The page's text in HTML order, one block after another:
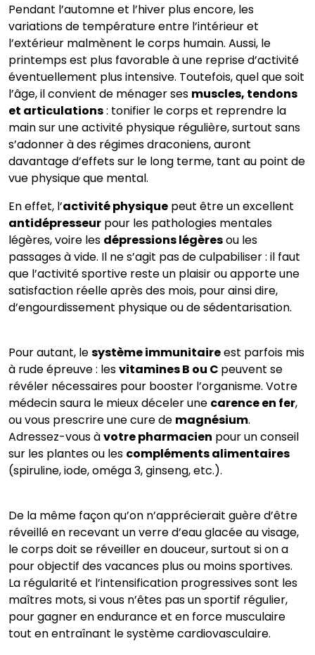
Pendant l’automne et l’hiver plus encore, les
variations de température entre l’intérieur et
l’extérieur malmènent le corps humain. Aussi, le
printemps est plus favorable à une reprise d’activité
éventuellement plus intensive. Toutefois, quel que soit
l’âge, il convient de ménager ses muscles, tendons
et articulations: tonifier le corps et reprendre la
main sur une activité physique régulière, surtout sans
s’adonner à des régimes draconiens, auront
davantage d’effets sur le long terme, tant au point de
vue physique que mental.
En effet, l’activité physique peut être un excellent
antidépresseur pour les pathologies mentales
légères, voire les dépressions légèresou les
passages à vide. Il ne s’agit pas de culpabiliser : il faut
que l’activité sportive reste un plaisir ou apporte une
satisfaction réelle après des mois, pour ainsi dire,
d’engourdissement physique ou de sédentarisation.
Pour autant, lesystème immunitaireest parfois mis
à rude épreuve : lesvitamines B ou C peuvent se
révéler nécessaires pour booster l’organisme. Votre
médecin saura le mieux déceler une carence en fer,
ou vous prescrire une cure de magnésium.
Adressez-vous àvotre pharmacien pour un conseil
sur les plantes ou les compléments alimentaires
(spiruline, iode, oméga 3, ginseng, etc.).
De la même façon qu’on n’apprécierait guère d’être
réveillé en recevant un verre d’eau glacée au visage,
le corps doit se réveiller en douceur, surtout si on a
pour objectif des vacances plus ou moins sportives.
La régularité et l’intensification progressives sont les
maîtres mots, si vous n’êtes pas un sportif régulier,
pour gagner en endurance et en force musculaire
tout en entraînant le système cardiovasculaire.